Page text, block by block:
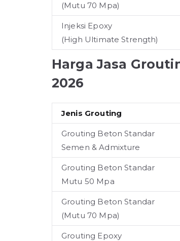
(Mutu 70 Mpa)
Injeksi Epoxy
(High Ultimate Strength)
Harga Jasa
2026
Jenis Grouting
Grouting Beton Standar
Semen & Admixture
Grouting Beton Standar
Mutu 50 Mpa
Grouting Beton Standar
(Mutu 70 Mpa)
Grouting Epoxy